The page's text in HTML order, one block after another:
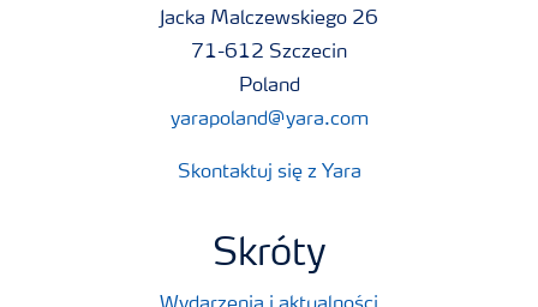
Jacka Malczewskiego 26
71-612 Szczecin
Poland
yarapoland@yara.com
Skontaktuj się z Yara
Skróty